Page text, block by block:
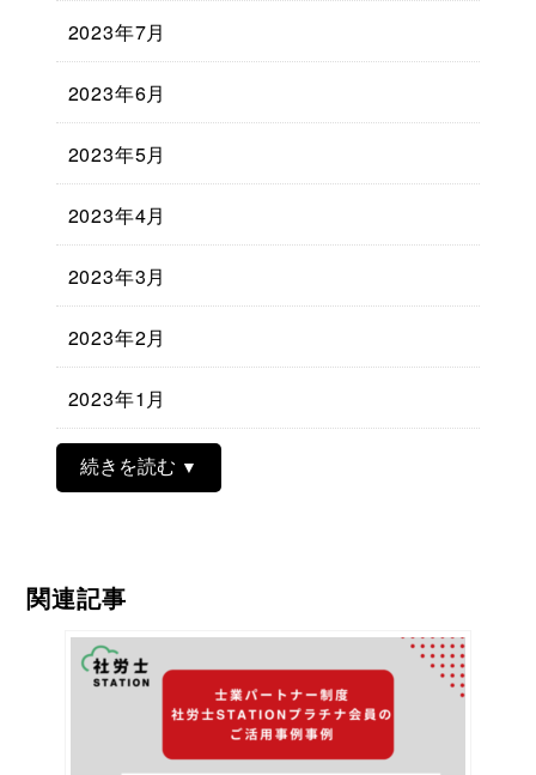
2023年7月
2023年6月
2023年5月
2023年4月
2023年3月
2023年2月
2023年1月
続きを読む
関連記事